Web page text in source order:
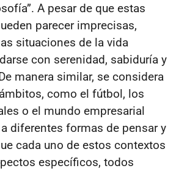
A pesar de que estas
parecer imprecisas,
situaciones de la vida
con serenidad, sabiduría y
manera similar, se considera
como el fútbol, los
o el mundo empresarial
diferentes formas de pensar y
cada uno de estos contextos
específicos, todos